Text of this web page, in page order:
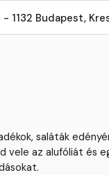
1132 Budapest,
saláták
vele az alufóliát és